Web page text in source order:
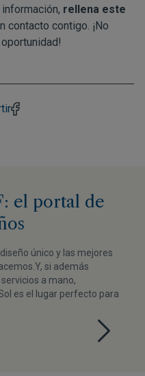
rellena este
contacto contigo. ¡No
el portal de
único y las mejores
si además
a mano,
es el lugar perfecto para